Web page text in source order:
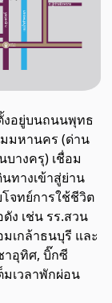
งอยู่บนถนนพุทธ
มมหานคร (ด่าน
างครุ) เชื่อม
ทางเข้าสู่ย่าน
จทย์การใช้ชีวิต
ง เช่น รร.สวน
เกล้าธนบุรี และ
าอุทิศ, บิ๊กซี
มเวลาพักผ่อน